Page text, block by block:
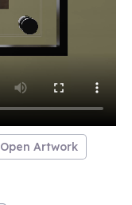
Open Artwork